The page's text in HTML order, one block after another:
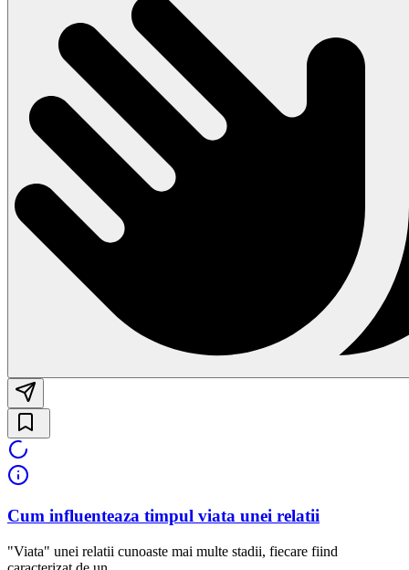
Cum influenteaza timpul viata unei relatii
"Viata" unei relatii cunoaste mai multe stadii, fiecare fiind